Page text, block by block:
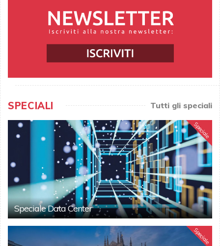
SPECIALI Tutti gli speciali
Speciale
Speciale Data Center
Speciale